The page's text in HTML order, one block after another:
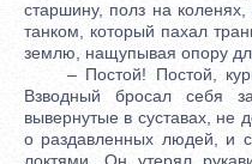
старшину, полз на
танком, который пахал
землю, нащупывая опору
– Постой! Постой,
Взводный бросал себя
вывернутые в суставах, не
о раздавленных людей, и
локтями. Он утерял